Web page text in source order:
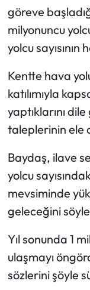
göreve
milyonuncu
yolcu
Kentte hava
katılımıyla
yaptıklarını
taleplerinin ele
Baydaş, ilave
yolcu
mevsiminde
geleceğini
Yıl sonunda 1
ulaşmayı
sözlerini şöyle
Sağlık
Teknoloji